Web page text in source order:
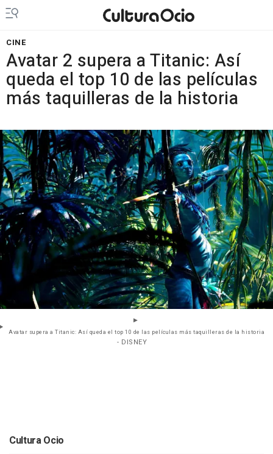
CINE
Avatar 2 supera a Titanic: Así
queda el top 10 de las películas
más taquilleras de la historia
Avatar supera a Titanic: Así queda el top 10 de las películas más taquilleras de la historia
- DISNEY
Cultura Ocio